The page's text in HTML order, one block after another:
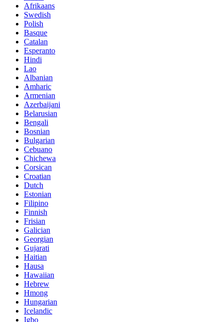
Afrikaans
Swedish
Polish
Basque
Catalan
Esperanto
Hindi
Lao
Albanian
Amharic
Armenian
Azerbaijani
Belarusian
Bengali
Bosnian
Bulgarian
Cebuano
Chichewa
Corsican
Croatian
Dutch
Estonian
Filipino
Finnish
Frisian
Galician
Georgian
Gujarati
Haitian
Hausa
Hawaiian
Hebrew
Hmong
Hungarian
Icelandic
Igbo